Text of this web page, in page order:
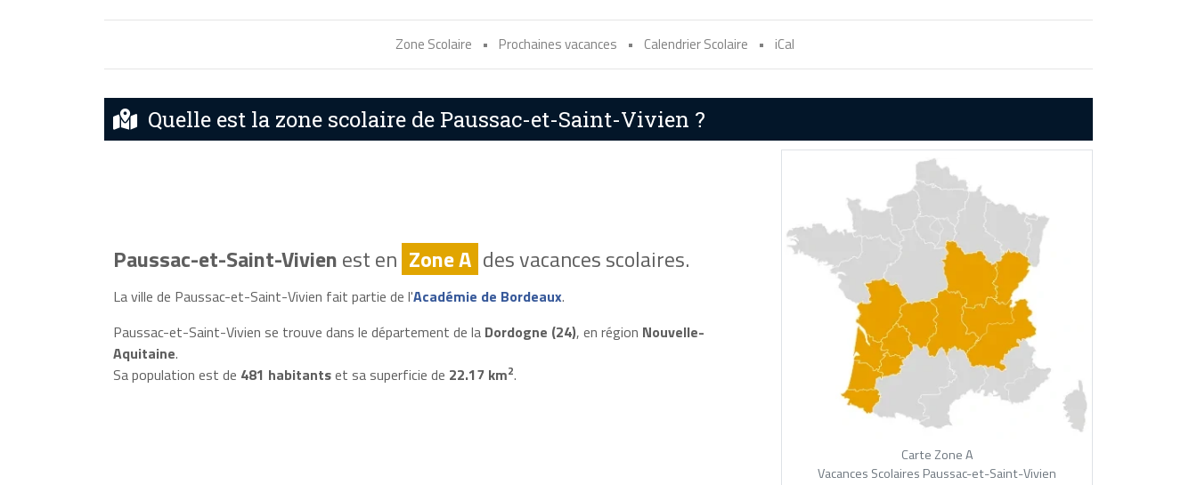
Zone Scolaire • Prochaines vacances • Calendrier Scolaire • iCal
Quelle est la zone scolaire de Paussac-et-Saint-Vivien ?
Paussac-et-Saint-Vivienest en Zone A des vacances scolaires.
La ville de Paussac-et-Saint-Vivien fait partie de l'Académie de Bordeaux.
Paussac-et-Saint-Vivien se trouve dans le département de la Dordogne (24), en région Nouvelle-
Aquitaine.
Sa population est de 481 habitantset sa superficie de 22.17 km2.
Carte Zone A
Vacances Scolaires Paussac-et-Saint-Vivien